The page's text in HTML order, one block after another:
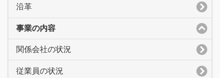
沿革
事業の内容
関係会社の状況
従業員の状況